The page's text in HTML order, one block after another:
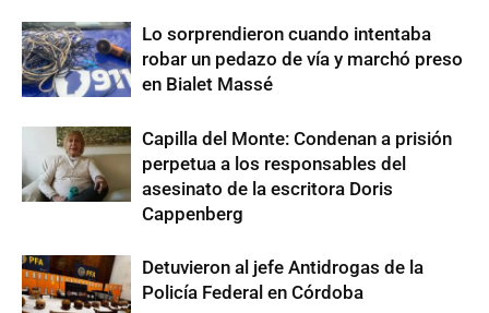
Lo sorprendieron cuando intentaba
robar un pedazo de vía y marchó preso
en Bialet Massé
Capilla del Monte: Condenan a prisión
perpetua a los responsables del
asesinato de la escritora Doris
Cappenberg
Detuvieron al jefe Antidrogas de la
Policía Federal en Córdoba